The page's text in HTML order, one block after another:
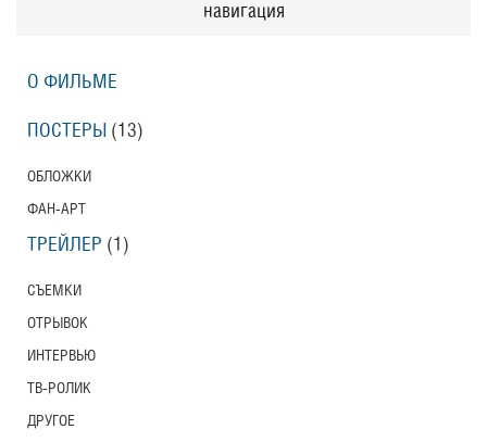
навигация
О ФИЛЬМЕ
ПОСТЕРЫ (13)
ОБЛОЖКИ
ФАН-АРТ
ТРЕЙЛЕР (1)
СЪЕМКИ
ОТРЫВОК
ИНТЕРВЬЮ
ТВ-РОЛИК
ДРУГОЕ